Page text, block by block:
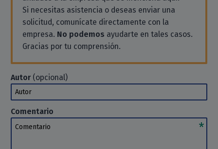
Si necesitas asistencia o deseas enviar una
solicitud, comunícate directamente con la
empresa. No podemos ayudarte en tales casos.
Gracias por tu comprensión.
Autor(opcional)
Autor
Comentario
Comentario